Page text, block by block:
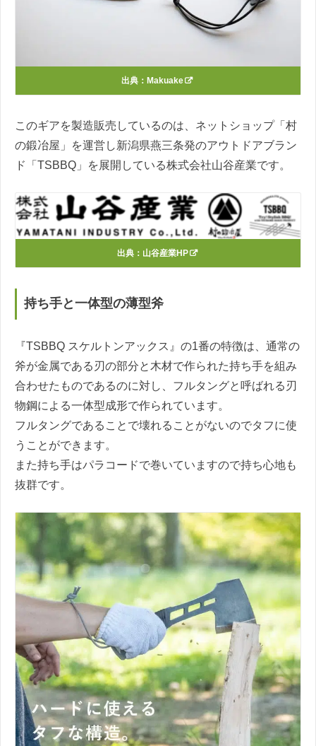
出典： Makuake
このギアを製造販売しているのは、ネットショップ「村
の鍛冶屋」を運営し新潟県燕三条発のアウトドアブラン
ド「TSBBQ」を展開している株式会社山谷産業です。
出典： 山谷産業HP
持ち手と一体型の薄型斧
『TSBBQ スケルトンアックス』の1番の特徴は、通常の
斧が金属である刃の部分と木材で作られた持ち手を組み
合わせたものであるのに対し、フルタングと呼ばれる刃
物鋼による一体型成形で作られています。
フルタングであることで壊れることがないのでタフに使
うことができます。
また持ち手はパラコードで巻いていますので持ち心地も
抜群です。